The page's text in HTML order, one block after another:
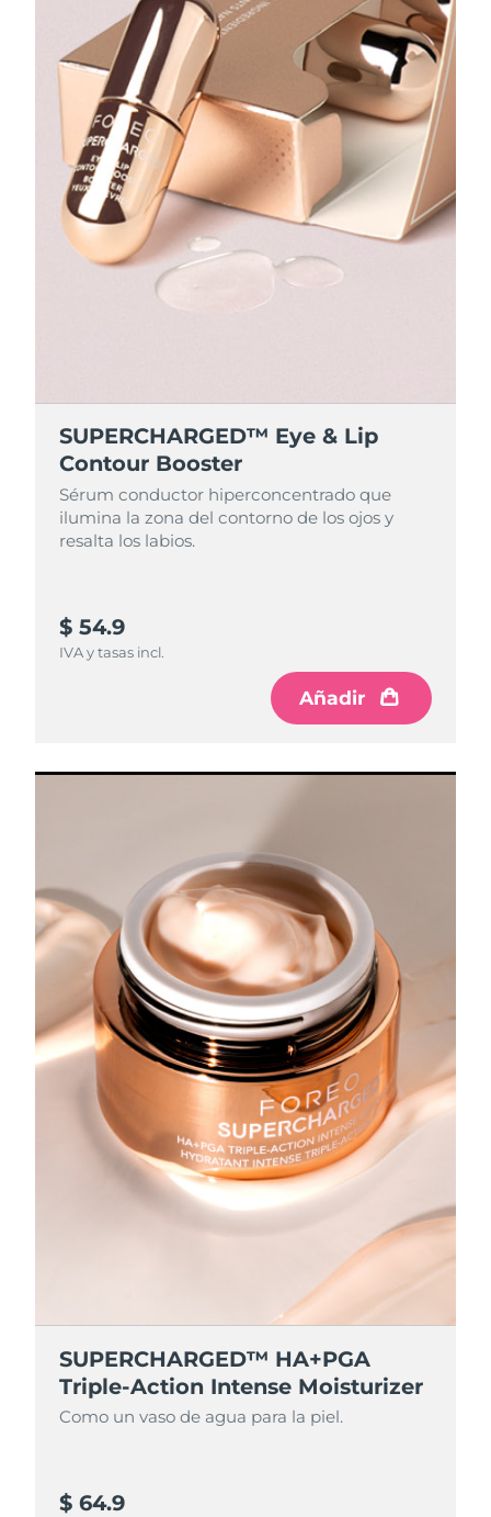
SUPERCHARGED™ Eye & Lip
Contour Booster
Sérum conductor hiperconcentrado que
ilumina la zona del contorno de los ojos y
resalta los labios.
$ 54.9
IVA y tasas incl.
Añadir
SUPERCHARGED™ HA+PGA
Triple-Action Intense Moisturizer
Como un vaso de agua para la piel.
$ 64.9